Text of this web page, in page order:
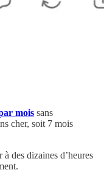
mois sans
cher, soit 7 mois
des dizaines d’heures